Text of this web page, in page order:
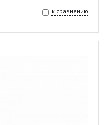
к сравнению